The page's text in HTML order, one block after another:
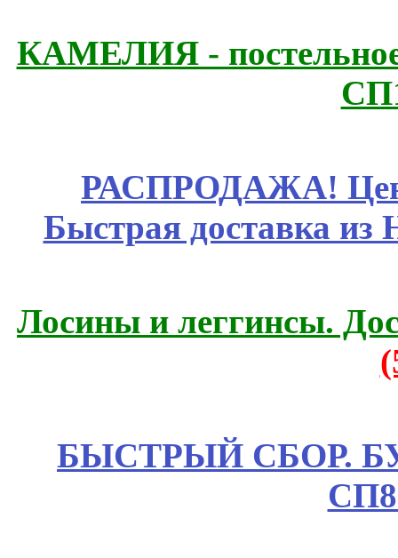
КАМЕЛИЯ -
РАСПРОДАЖА!
Быстрая доставка из
Лосины и леггинсы.
БЫСТРЫЙ СБОР.